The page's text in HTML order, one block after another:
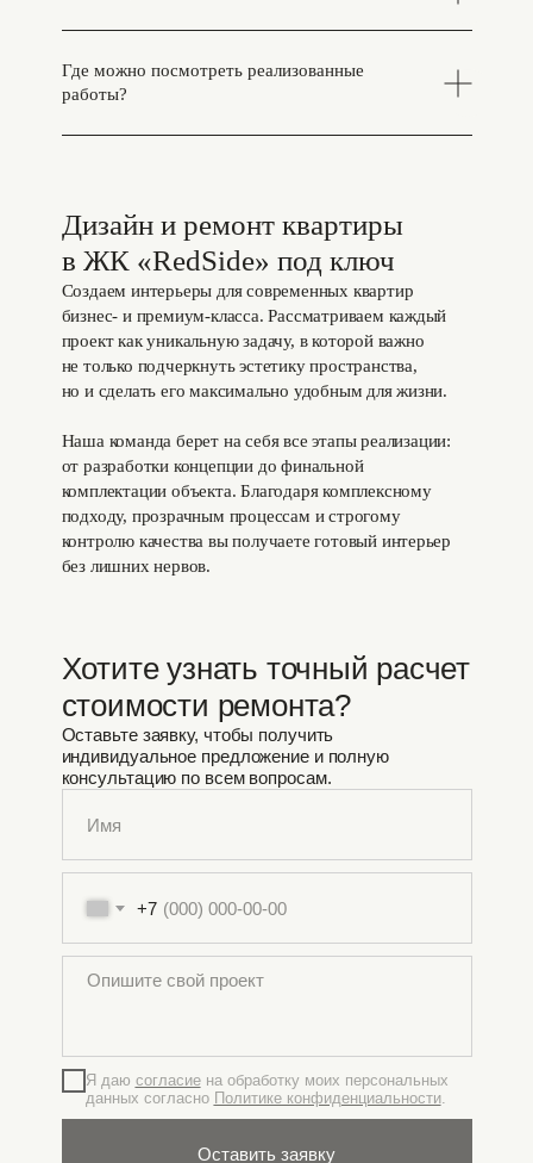
Где можно посмотреть реализованные
работы?
Дизайн и ремонт квартиры
в ЖК «RedSide» под ключ
Создаем интерьеры для современных квартир
бизнес- и премиум-класса. Рассматриваем каждый
проект как уникальную задачу, в которой важно
не только подчеркнуть эстетику пространства,
но и сделать его максимально удобным для жизни.
Наша команда берет на себя все этапы реализации:
от разработки концепции до финальной
комплектации объекта. Благодаря комплексному
подходу, прозрачным процессам и строгому
контролю качества вы получаете готовый интерьер
без лишних нервов.
Хотите узнать точный расчет
стоимости ремонта?
Оставьте заявку, чтобы получить
индивидуальное предложение и полную
консультацию по всем вопросам.
+7
Я даю согласиена обработку моих персональных
данных согласно Политике конфиденциальности.
Оставить заявку